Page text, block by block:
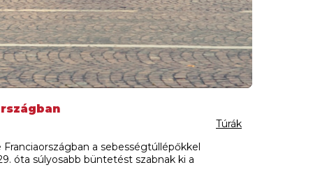
Túrák
a sebességtúllépőkkel
óta súlyosabb büntetést szabnak ki a